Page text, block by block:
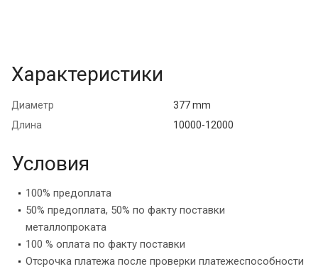
Характеристики
Диаметр
377 mm
Длина
10000-12000
Условия
100% предоплата
50% предоплата, 50% по факту поставки
металлопроката
100 % оплата по факту поставки
Отсрочка платежа после проверки платежеспособности